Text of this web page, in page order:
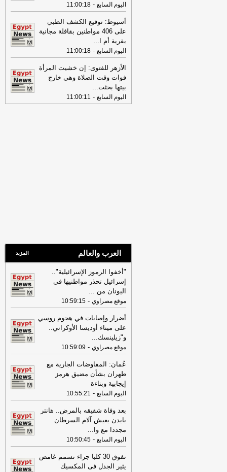
08:32
عناوين الصحف المصرية ليوم
االثلاثاء 04-08-2026
-
08:06
عناوين الصحف المصرية ليوم
الأثنين 03-08-2026
07:41
محافظ القاهرة: لا وفيات أو
إصابات في العاصمة نتيجة الزلزال
-موقع
مصراوي
22:27
الحرس الثوري الإيراني يرفض نزع
سلاح "حماس": المحاولة محكوم عليها
اليوم السابع -
11:00:18
أسيوط: توقيع الكشف الطبي
على 406 مواطنين بقافلة مجانية
بقرية أم ا...
اليوم السابع -
11:00:18
الأزهر للفتوى: إن خشيت المرأة
فوات وقت الصلاة وهي خارج
بيتها بحثت...
اليوم السابع -
11:00:11
العرب والعالم المزيد
"أخفوا الرموز الإسرائيلية"..
إسرائيل تحذر مواطنيها في
اليونان من ...
موقع مصراوي -
10:59:15
أضرار وإصابات في هجوم روسي
على ميناء أوديسا الأوكراني..
و"زيلينسك...
موقع مصراوي -
10:59:09
عُمان: المفاوضات الجارية مع
طهران بشأن مضيق هرمز
إيجابية وبناءة
اليوم السابع -
10:55:21
بعد وفاة شقيقه بالمرض.. هانتر
بايدن يعيش آلام السرطان
مجددا مع وا...
اليوم السابع -
10:50:45
نفوق 30 كلبا جراء تسمم غامض
يثير الجدل فى المكسيك